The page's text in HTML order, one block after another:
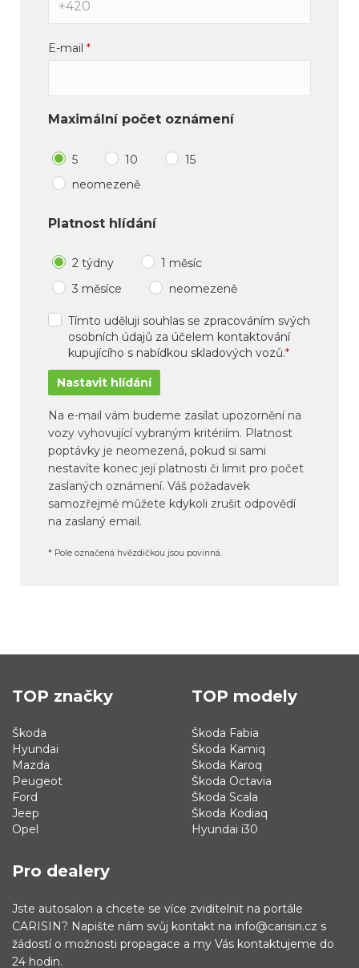
E-mail *
Maximální počet oznámení
5 10
15
neomezeně
Platnost hlídání
2 týdny
1 měsíc
3 měsíce
neomezeně
Tímto uděluji souhlas se zpracováním svých
osobních údajů za účelem kontaktování
kupujícího s nabídkou skladových vozů.*
Na e-mail vám budeme zasílat upozornění na
vozy vyhovující vybraným kritériím. Platnost
poptávky je neomezená, pokud si sami
nestavíte konec její platnosti či limit pro počet
zaslaných oznámení. Váš požadavek
samozřejmě můžete kdykoli zrušit odpovědí
na zaslaný email.
* Pole označená hvězdičkou jsou povinná.
TOP značky
Škoda
Hyundai
Mazda
Peugeot
Ford
Jeep
Opel
TOP modely
Škoda Fabia
Škoda Kamiq
Škoda Karoq
Škoda Octavia
Škoda Scala
Škoda Kodiaq
Hyundai i30
Pro dealery
Jste autosalon a chcete se více zviditelnit na portále
CARISIN? Napište nám svůj kontakt na info@carisin.cz s
žádostí o možnosti propagace a my Vás kontaktujeme do
24 hodin.